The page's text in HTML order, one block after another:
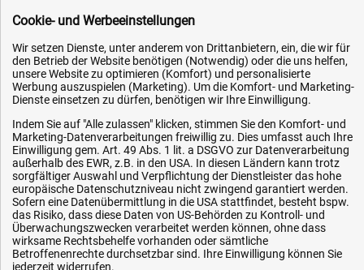
E-Mail:
info@hytec-hydraulik.de
Hilfe & Service
Versandkosten
Zahlungsarten
Service
AGB / Widerrufsrecht
Cookie- und Werbeeinstellungen
Wir setzen Dienste, unter anderem von Drittanbietern, ein, die wir für
den Betrieb der Website benötigen (Notwendig) oder die uns helfen,
unsere Website zu optimieren (Komfort) und personalisierte
Werbung auszuspielen (Marketing). Um die Komfort- und Marketing-
Dienste einsetzen zu dürfen, benötigen wir Ihre Einwilligung.
Indem Sie auf "Alle zulassen" klicken, stimmen Sie den Komfort- und
Marketing-Datenverarbeitungen freiwillig zu. Dies umfasst auch Ihre
Einwilligung gem. Art. 49 Abs. 1 lit. a DSGVO zur Datenverarbeitung
außerhalb des EWR, z.B. in den USA. In diesen Ländern kann trotz
sorgfältiger Auswahl und Verpflichtung der Dienstleister das hohe
europäische Datenschutzniveau nicht zwingend garantiert werden.
Sofern eine Datenübermittlung in die USA stattfindet, besteht bspw.
das Risiko, dass diese Daten von US-Behörden zu Kontroll- und
Überwachungszwecken verarbeitet werden können, ohne dass
wirksame Rechtsbehelfe vorhanden oder sämtliche
Betroffenenrechte durchsetzbar sind. Ihre Einwilligung können Sie
jederzeit widerrufen.